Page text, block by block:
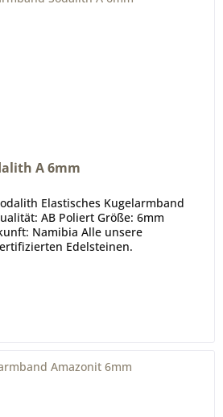
A 6mm
Elastisches Kugelarmband
AB Poliert Größe: 6mm
Namibia Alle unsere
Edelsteinen.